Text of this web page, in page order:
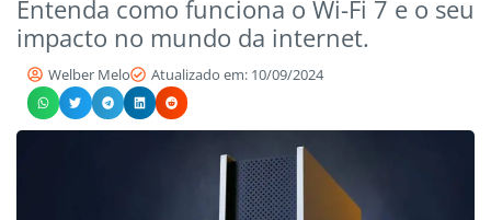
Entenda como funciona o Wi-Fi 7 e o seu
impacto no mundo da internet.
Welber Melo Atualizado em: 10/09/2024